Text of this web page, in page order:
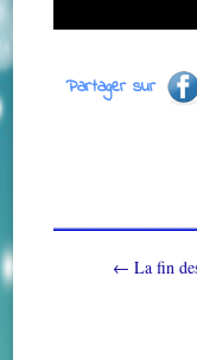
Partager sur
Post
← La fin